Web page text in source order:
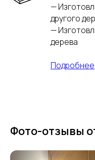
—
другого
—
дерева
Подробнее
Фото-отзывы